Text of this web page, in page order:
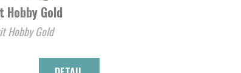
Hobby Gold
Hobby Gold